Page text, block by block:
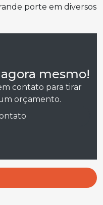
porte em diversos
mesmo!
contato para tirar
orçamento.